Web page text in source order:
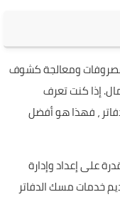
ومعالجة كشوف
إذا كنت تعرف
، فهذا هو أفضل
على إعداد وإدارة
خدمات مسك الدفاتر